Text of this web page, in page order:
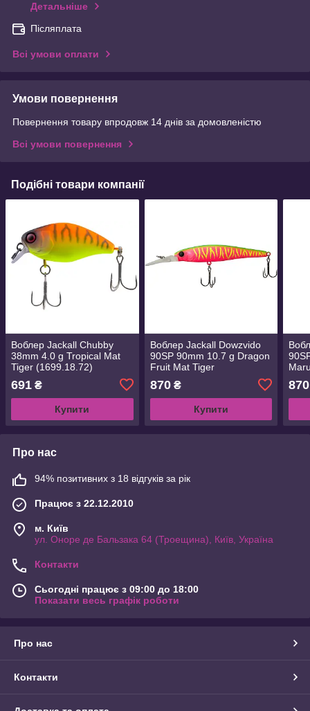
Детальніше
Післяплата
Всі умови оплати
Умови повернення
Повернення товару впродовж 14 днів за домовленістю
Всі умови повернення
Подібні товари компанії
Воблер Jackall Chubby
38mm 4.0 g Tropical Mat
Tiger (1699.18.72)
691 ₴
Купити
Воблер Jackall Dowzvido
90SP 90mm 10.7 g Dragon
Fruit Mat Tiger
870₴
Купити
870
Про нас
94% позитивних з 18 відгуків за рік
Працює з 22.12.2010
м. Київ
ул. Оноре де Бальзака 64 (Троещина), Київ, Україна
Контакти
Сьогодні працює з 09:00 до 18:00
Показати весь графік роботи
Про нас
Контакти